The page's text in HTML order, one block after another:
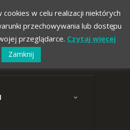
w celu realizacji niektórych
przechowywania lub dostępu
przeglądarce. Czytaj więcej
Zamknij